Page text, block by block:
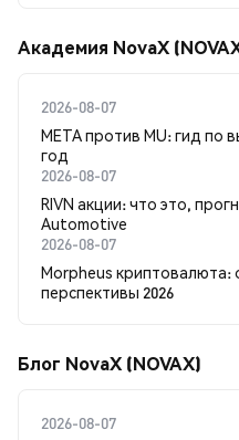
Академия NovaX
2026-08-07
META против MU: гид по
год
2026-08-07
RIVN акции: что это,
Automotive
2026-08-07
Morpheus криптовалюта:
перспективы 2026
Блог NovaX (NOVAX)
2026-08-07